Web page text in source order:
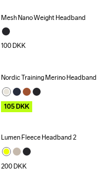
Recycled
Mesh Nano Weight Headband
100DKK
Outlet
Nordic Training Merino Headband
105DKK
Lumen Fleece Headband 2
200DKK